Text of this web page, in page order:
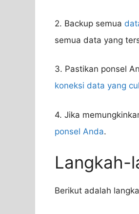
2. Backup semua
semua data yang
3. Pastikan ponsel
koneksi data yang
4. Jika
ponsel Anda.
Langkah-
Berikut adalah